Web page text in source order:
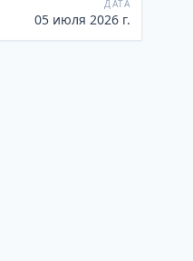
ДАТА
05 июля 2026 г.